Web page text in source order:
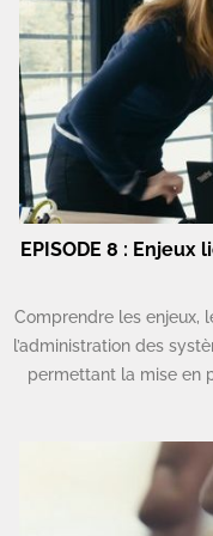
EPISODE 8 :
Comprendre les enjeux,
l’administration des
permettant la mise en